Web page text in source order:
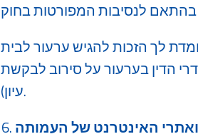
לך הזכות להגיש ערעור לבית
הדין בערעור על סירוב לבקשת
עיון).
ואתרי האינטרנט של העמותה